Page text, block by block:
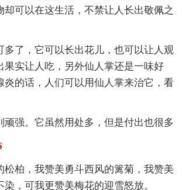
却可以在这生活，不禁让人长出敬佩之
多了，它可以长出花儿，也可以让人观
果实让人吃，另外仙人掌还是一味好
炎的话，人们可以用仙人掌来治它，看
顽强。它虽然用处多，但是付出也很多
松柏，我赞美勇斗西风的篱菊，我赞美
，可我更赞美梅花的迎雪怒放。